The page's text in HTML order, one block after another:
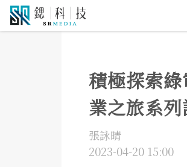
積極探索
業之旅系
張詠晴
2023-04-20 15:00